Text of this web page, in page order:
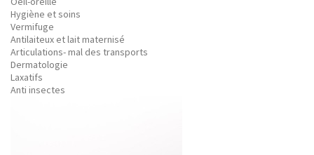
Hygiène et soins
Vermifuge
Antilaiteux et lait maternisé
Articulations- mal des transports
Dermatologie
Laxatifs
Anti insectes